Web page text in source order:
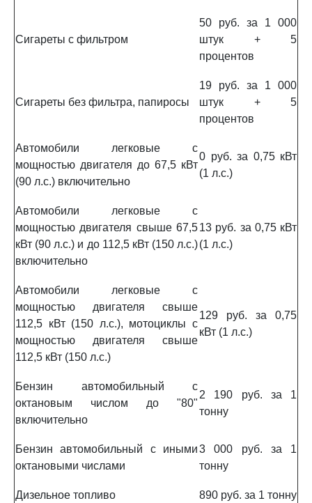
Сигареты с фильтром
50 руб. за 1 000
штук + 5
процентов
Сигареты без фильтра, папиросы
19 руб. за 1 000
штук + 5
процентов
Автомобили легковые с
мощностью двигателя до 67,5 кВт
(90 л.с.) включительно
0 руб. за 0,75 кВт
(1 л.с.)
Автомобили легковые с
мощностью двигателя свыше 67,5
кВт (90 л.с.) и до 112,5 кВт (150 л.с.)
включительно
13 руб. за 0,75 кВт
(1 л.с.)
Автомобили легковые с
мощностью двигателя свыше
112,5 кВт (150 л.с.), мотоциклы с
мощностью двигателя свыше
112,5 кВт (150 л.с.)
129 руб. за 0,75
кВт (1 л.с.)
Бензин автомобильный с
октановым числом до "80"
включительно
2 190 руб. за 1
тонну
Бензин автомобильный с иными
октановыми числами
3 000 руб. за 1
тонну
Дизельное топливо 890 руб. за 1 тонну